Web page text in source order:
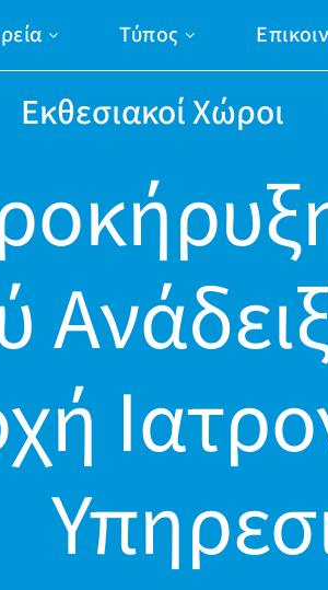
Τύπος
Εκθεσιακοί Χώροι